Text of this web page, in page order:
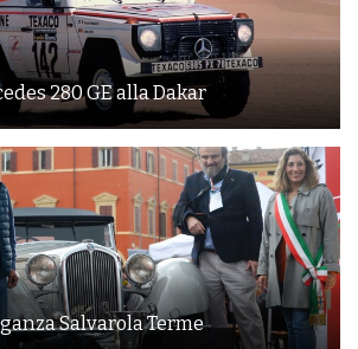
280 GE alla Dakar
Salvarola Terme